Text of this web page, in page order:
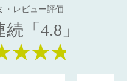
・レビュー評価
「4.8」